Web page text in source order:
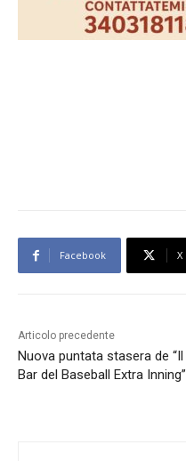
Facebook X
Articolo precedente
Nuova puntata stasera de “Il
Bar del Baseball Extra Inning”